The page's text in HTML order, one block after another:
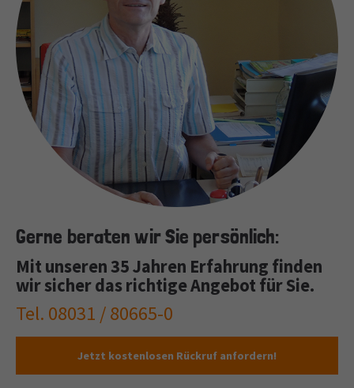
Gerne beraten wir Sie persönlich:
Mit unseren 35 Jahren Erfahrung finden
wir sicher das richtige Angebot für Sie.
Tel. 08031 / 80665-0
Jetzt kostenlosen Rückruf anfordern!